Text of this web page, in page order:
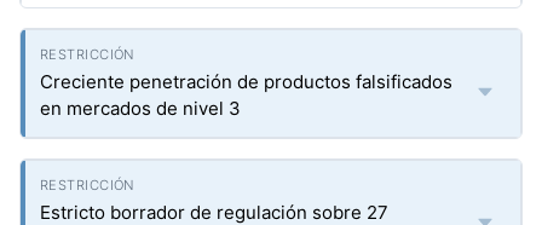
Creciente penetración de productos falsificados
en mercados de nivel 3
Estricto borrador de regulación sobre 27